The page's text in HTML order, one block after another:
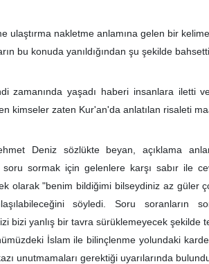
ulaştırma nakletme anlamına gelen bir
bu konuda yanıldığından şu şekilde
zamanında yaşadı haberi insanlara iletti
kimseler zaten Kur'an'da anlatılan risaleti
Deniz sözlükte beyan, açıklama
soru sormak için gelenlere karşı sabır ile
olarak "benim bildiğimi bilseydiniz az güler
söyledi. Soru soranların
bizi yanlış bir tavra sürüklemeyecek şekilde
İslam ile bilinçlenme yolundaki
unutmamaları gerektiği uyarılarında